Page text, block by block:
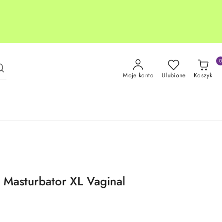
Moje konto Ulubione Koszyk
0
XL Vaginal